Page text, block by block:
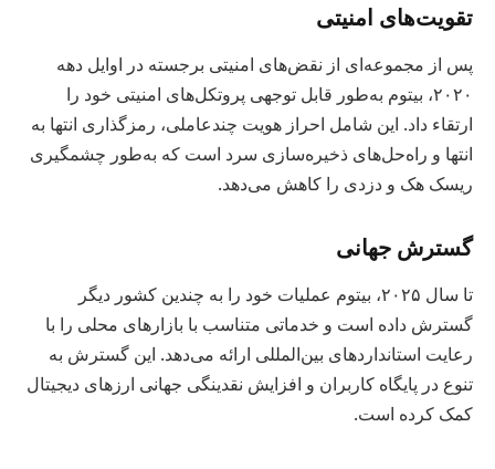
تقویت‌های امنیتی
پس از مجموعه‌ای از نقض‌های امنیتی برجسته در اوایل دهه
۲۰۲۰، بیتوم به‌طور قابل توجهی پروتکل‌های امنیتی خود را
ارتقاء داد. این شامل احراز هویت چندعاملی، رمزگذاری انتها به
انتها و راه‌حل‌های ذخیره‌سازی سرد است که به‌طور چشمگیری
ریسک هک و دزدی را کاهش می‌دهد.
گسترش جهانی
تا سال ۲۰۲۵، بیتوم عملیات خود را به چندین کشور دیگر
گسترش داده است و خدماتی متناسب با بازارهای محلی را با
رعایت استانداردهای بین‌المللی ارائه می‌دهد. این گسترش به
تنوع در پایگاه کاربران و افزایش نقدینگی جهانی ارزهای دیجیتال
کمک کرده است.